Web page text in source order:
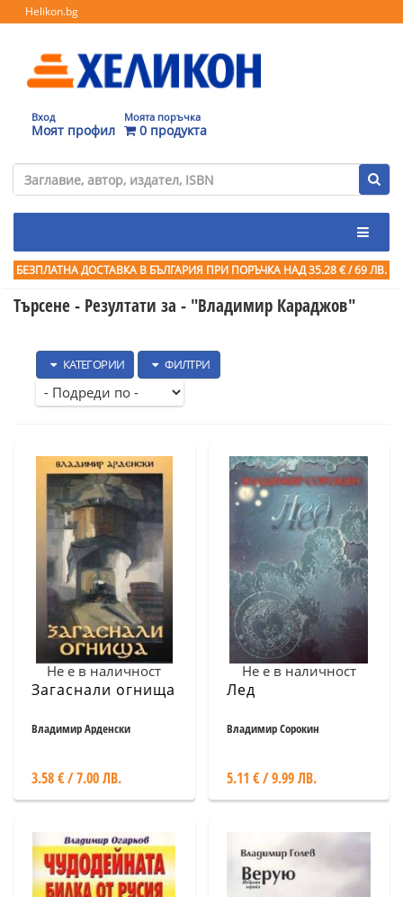
Helikon.bg
Вход
Моят профил
Моята поръчка
0 продукта
БЕЗПЛАТНА ДОСТАВКА В БЪЛГАРИЯ ПРИ ПОРЪЧКА НАД 35.28 € / 69 ЛВ.
Търсене - Резултати за - "Владимир Караджов"
КАТЕГОРИИ ФИЛТРИ
Не е в наличност
Загаснали огнища
Владимир Арденски
3.58 € / 7.00 ЛВ.
Не е в наличност
Лед
Владимир Сорокин
5.11 € / 9.99 ЛВ.